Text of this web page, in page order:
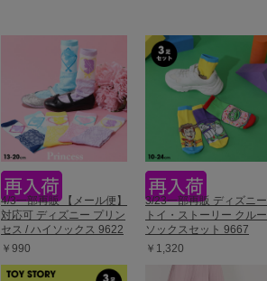
4/3一部再販 【メール便】
対応可 ディズニー プリン
セス / ハイソックス 9622
￥990
3/23一部再販 ディズニー
トイ・ストーリー クルー
ソックスセット 9667
￥1,320